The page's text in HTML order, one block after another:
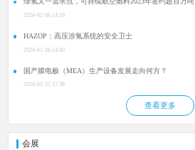
2024-02-06 14:19
HAZOP：高压涉氢系统的安全卫士
2024-01-26 14:40
国产膜电极（MEA）生产设备发展走向何方？
2024-01-22 17:38
查看更多
会展